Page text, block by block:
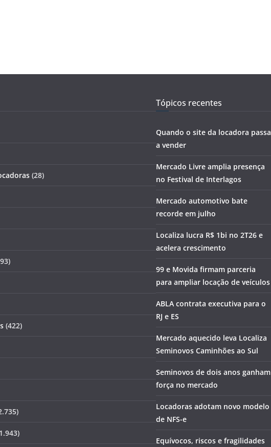
(28)
(422)
Tópicos recentes
Quando o site da locadora passa
a vender
Mercado Livre amplia presença
no Festival de Interlagos
Mercado automotivo bate
recorde em julho
Localiza lucra R$ 1bi no 2T26 e
acelera crescimento
99 e Movida firmam parceria
para ampliar locação de veículos
ABLA contrata executiva para o
RJ e ES
Mercado aquecido leva Localiza
Seminovos Caminhões ao Sul
Seminovos de dois anos ganham
força no mercado
Locadoras adotam novo modelo
de NFS-e
Equívocos, riscos e fragilidades